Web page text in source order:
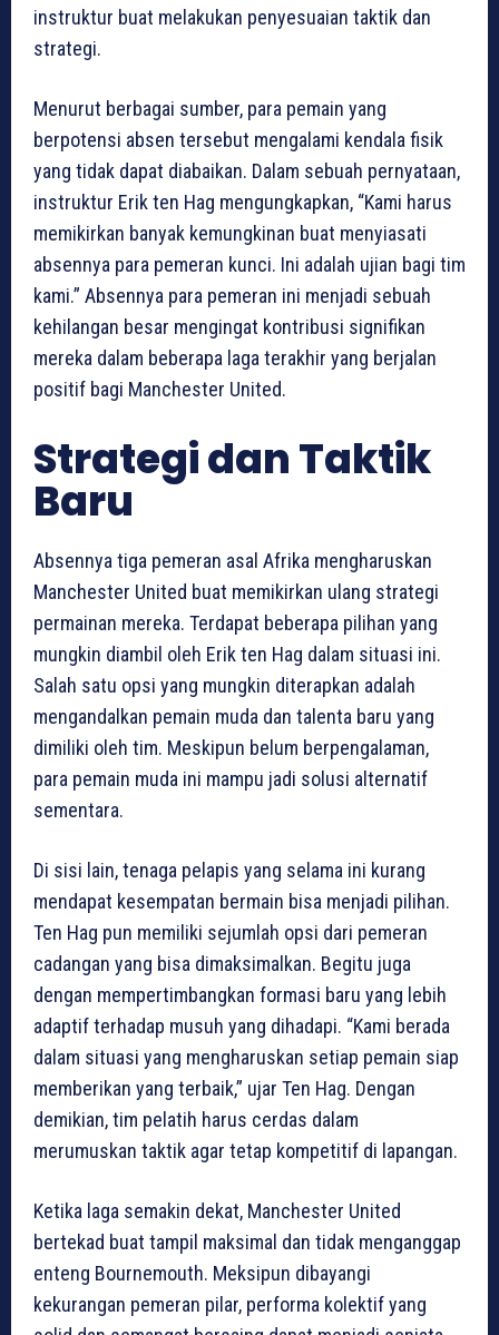
instruktur buat melakukan penyesuaian taktik dan
strategi.
Menurut berbagai sumber, para pemain yang
berpotensi absen tersebut mengalami kendala fisik
yang tidak dapat diabaikan. Dalam sebuah pernyataan,
instruktur Erik ten Hag mengungkapkan, “Kami harus
memikirkan banyak kemungkinan buat menyiasati
absennya para pemeran kunci. Ini adalah ujian bagi tim
kami.” Absennya para pemeran ini menjadi sebuah
kehilangan besar mengingat kontribusi signifikan
mereka dalam beberapa laga terakhir yang berjalan
positif bagi Manchester United.
Strategi dan Taktik
Baru
Absennya tiga pemeran asal Afrika mengharuskan
Manchester United buat memikirkan ulang strategi
permainan mereka. Terdapat beberapa pilihan yang
mungkin diambil oleh Erik ten Hag dalam situasi ini.
Salah satu opsi yang mungkin diterapkan adalah
mengandalkan pemain muda dan talenta baru yang
dimiliki oleh tim. Meskipun belum berpengalaman,
para pemain muda ini mampu jadi solusi alternatif
sementara.
Di sisi lain, tenaga pelapis yang selama ini kurang
mendapat kesempatan bermain bisa menjadi pilihan.
Ten Hag pun memiliki sejumlah opsi dari pemeran
cadangan yang bisa dimaksimalkan. Begitu juga
dengan mempertimbangkan formasi baru yang lebih
adaptif terhadap musuh yang dihadapi. “Kami berada
dalam situasi yang mengharuskan setiap pemain siap
memberikan yang terbaik,” ujar Ten Hag. Dengan
demikian, tim pelatih harus cerdas dalam
merumuskan taktik agar tetap kompetitif di lapangan.
Ketika laga semakin dekat, Manchester United
bertekad buat tampil maksimal dan tidak menganggap
enteng Bournemouth. Meksipun dibayangi
kekurangan pemeran pilar, performa kolektif yang